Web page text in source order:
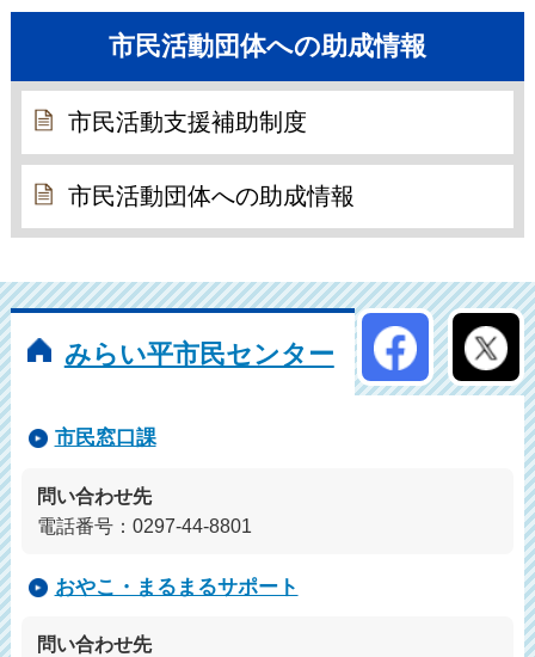
市民活動団体への助成情報
市民活動支援補助制度
市民活動団体への助成情報
みらい平市民センター
公式アカウン
市民窓口課
問い合わせ先
電話番号：0297-44-8801
おやこ・まるまるサポート
問い合わせ先